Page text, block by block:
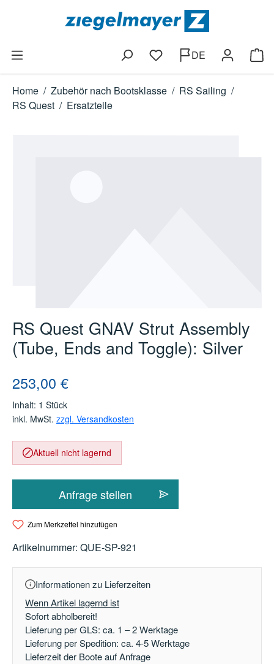
Zum Hauptinhalt springen
Du hast 0 Produkte auf
DE
Home / Zubehör nach Bootsklasse / RS Sailing /
RS Quest / Ersatzteile
RS Quest GNAV Strut Assembly
(Tube, Ends and Toggle): Silver
Regulärer Preis:
253,00 €
Inhalt: 1 Stück
inkl. MwSt. zzgl. Versandkosten
Aktuell nicht lagernd
Anfrage stellen
Zum Merkzettel hinzufügen
Artikelnummer: QUE-SP-921
Informationen zu Lieferzeiten
Wenn Artikel lagernd ist
Sofort abholbereit!
Lieferung per GLS: ca. 1 – 2 Werktage
Lieferung per Spedition: ca. 4-5 Werktage
Lieferzeit der Boote auf Anfrage